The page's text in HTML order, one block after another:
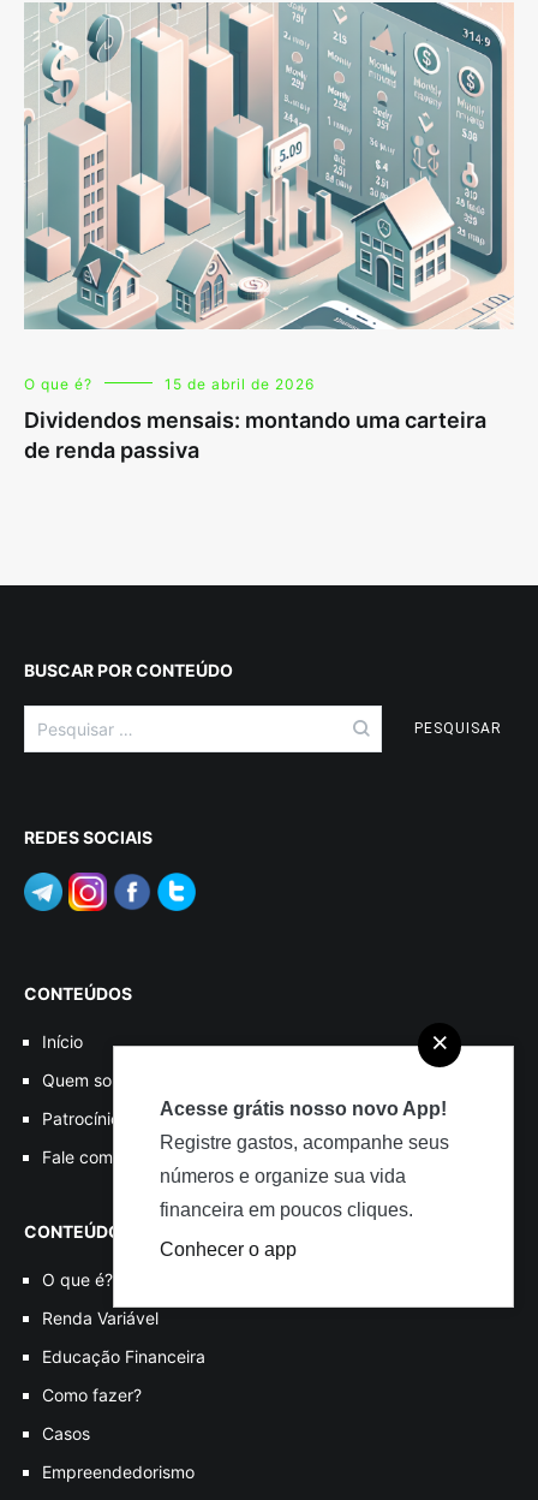
O que é? 15 de abril de 2026
Dividendos mensais: montando uma carteira
de renda passiva
BUSCAR POR CONTEÚDO
por:
REDES SOCIAIS
CONTEÚDOS
Início
Quem somos
Patrocínio, Parcerias e Divulgações
Fale com o DI
CONTEÚDOS POR TEMA
O que é?
Renda Variável
Educação Financeira
Como fazer?
Casos
Empreendedorismo
×
Acesse grátis nosso novo App!
Registre gastos, acompanhe seus
números e organize sua vida
financeira em poucos cliques.
Conhecer o app